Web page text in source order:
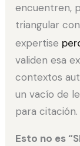
encuentren,
triangular
expertise
validen esa
contextos
un vacío de
para citación.
Esto no es